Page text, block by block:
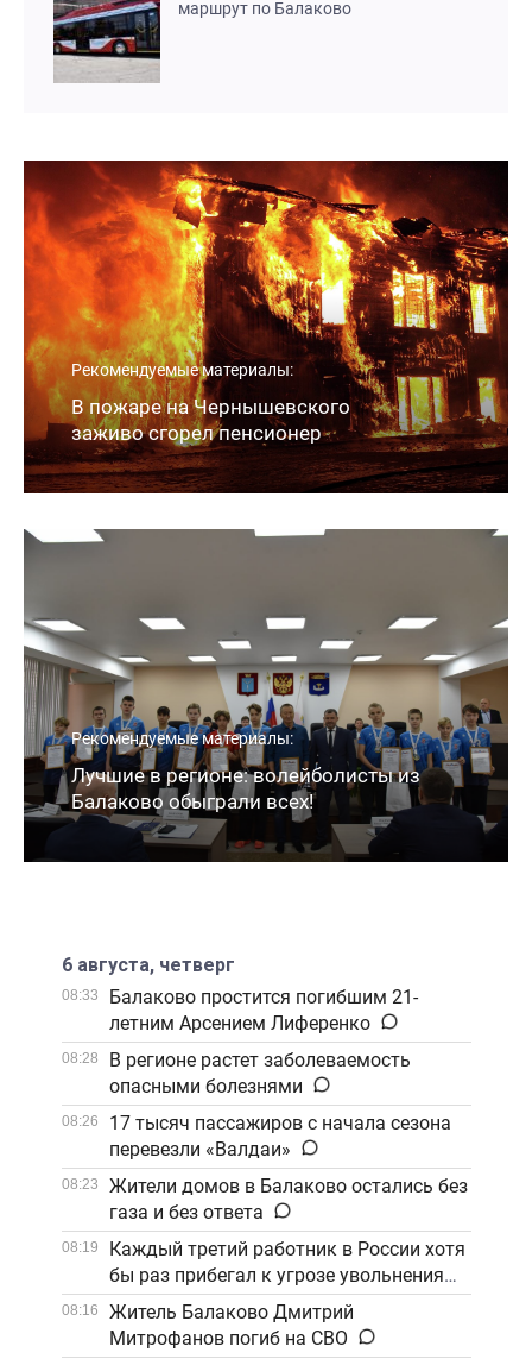
маршрут по Балаково
Рекомендуемые материалы:
В пожаре на Чернышевского
заживо сгорел пенсионер
Рекомендуемые материалы:
Лучшие в регионе: волейболисты из
Балаково обыграли всех!
6 августа, четверг
08:33
Балаково простится погибшим 21-
летним Арсением Лиференко
08:28
В регионе растет заболеваемость
опасными болезнями
08:26
17 тысяч пассажиров с начала сезона
перевезли «Валдаи»
08:23
Жители домов в Балаково остались без
газа и без ответа
08:19
Каждый третий работник в России хотя
бы раз прибегал к угрозе увольнения
08:16
Житель Балаково Дмитрий
Митрофанов погиб на СВО